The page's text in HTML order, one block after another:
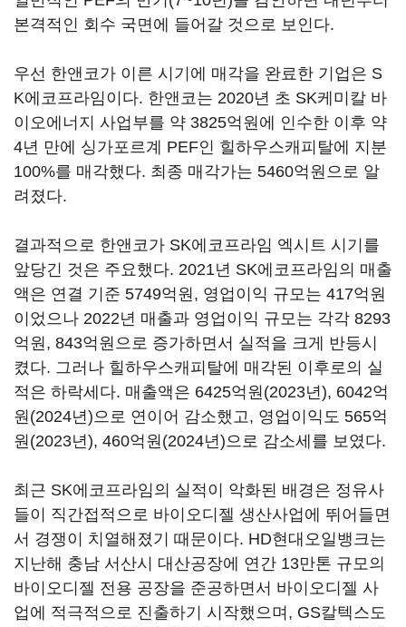
본격적인 회수 국면에 들어갈 것으로 보인다.
우선 한앤코가 이른 시기에 매각을 완료한 기업은 S
K에코프라임이다. 한앤코는 2020년 초 SK케미칼 바
이오에너지 사업부를 약 3825억원에 인수한 이후 약
4년 만에 싱가포르계 PEF인 힐하우스캐피탈에 지분
100%를 매각했다. 최종 매각가는 5460억원으로 알
려졌다.
결과적으로 한앤코가 SK에코프라임 엑시트 시기를
앞당긴 것은 주요했다. 2021년 SK에코프라임의 매출
액은 연결 기준 5749억원, 영업이익 규모는 417억원
이었으나 2022년 매출과 영업이익 규모는 각각 8293
억원, 843억원으로 증가하면서 실적을 크게 반등시
켰다. 그러나 힐하우스캐피탈에 매각된 이후로의 실
적은 하락세다. 매출액은 6425억원(2023년), 6042억
원(2024년)으로 연이어 감소했고, 영업이익도 565억
원(2023년), 460억원(2024년)으로 감소세를 보였다.
최근 SK에코프라임의 실적이 악화된 배경은 정유사
들이 직간접적으로 바이오디젤 생산사업에 뛰어들면
서 경쟁이 치열해졌기 때문이다. HD현대오일뱅크는
지난해 충남 서산시 대산공장에 연간 13만톤 규모의
바이오디젤 전용 공장을 준공하면서 바이오디젤 사
업에 적극적으로 진출하기 시작했으며, GS칼텍스도